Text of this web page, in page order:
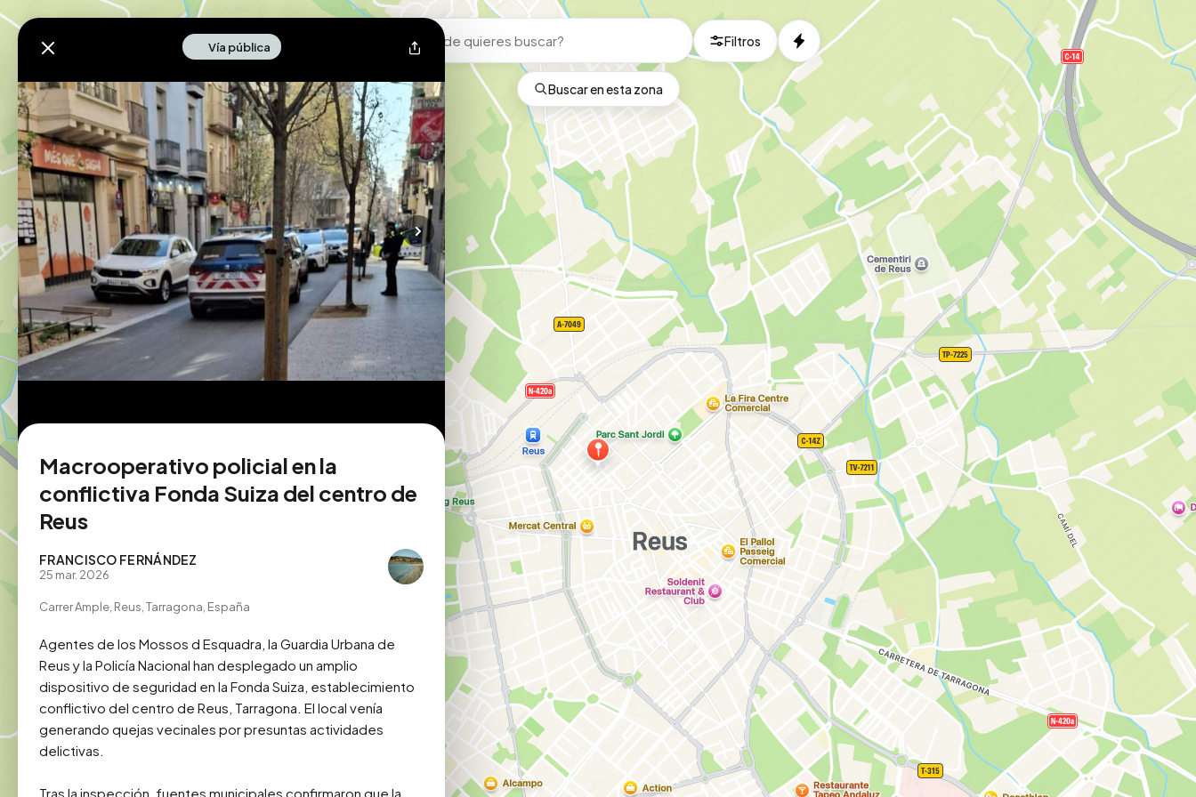
Descarga la app Filtros
Buscar en esta zona
Vía pública
Macrooperativo policial en la
conflictiva Fonda Suiza del centro de
Reus
FRANCISCO FERNÁNDEZ
25 mar. 2026
Carrer Ample, Reus, Tarragona, España
Agentes de los Mossos d Esquadra, la Guardia Urbana de
Reus y la Policía Nacional han desplegado un amplio
dispositivo de seguridad en la Fonda Suiza, establecimiento
conflictivo del centro de Reus, Tarragona. El local venía
generando quejas vecinales por presuntas actividades
delictivas.
Tras la inspección, fuentes municipales confirmaron que la